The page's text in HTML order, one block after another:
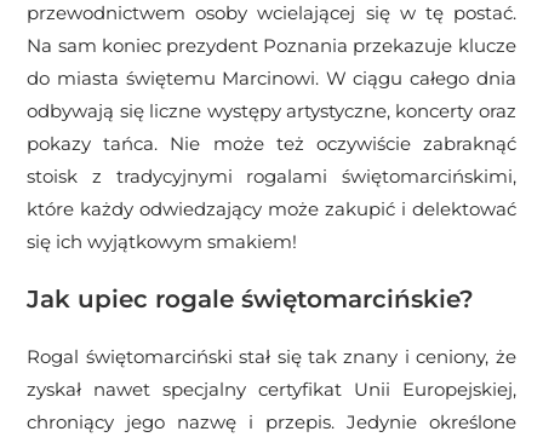
przewodnictwem osoby wcielającej się w tę postać.
Na sam koniec prezydent Poznania przekazuje klucze
do miasta świętemu Marcinowi. W ciągu całego dnia
odbywają się liczne występy artystyczne, koncerty oraz
pokazy tańca. Nie może też oczywiście zabraknąć
stoisk z tradycyjnymi rogalami świętomarcińskimi,
które każdy odwiedzający może zakupić i delektować
się ich wyjątkowym smakiem!
Jak upiec rogale świętomarcińskie?
Rogal świętomarciński stał się tak znany i ceniony, że
zyskał nawet specjalny certyfikat Unii Europejskiej,
chroniący jego nazwę i przepis. Jedynie określone